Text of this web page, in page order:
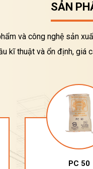
SẢN
và công nghệ sản
kĩ thuật và ổn định, giá
PC HSR 40